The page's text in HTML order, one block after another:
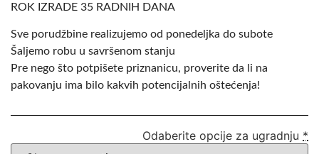
ROK IZRADE 35 RADNIH DANA
Sve porudžbine realizujemo od ponedeljka do subote
Šaljemo robu u savršenom stanju
Pre nego što potpišete priznanicu, proverite da li na
pakovanju ima bilo kakvih potencijalnih oštećenja!
Odaberite opcije za ugradnju *